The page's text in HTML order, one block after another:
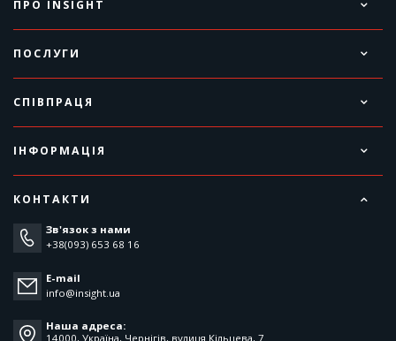
ПРО INSIGHT
ПОСЛУГИ
СПІВПРАЦЯ
ІНФОРМАЦІЯ
КОНТАКТИ
Зв'язок з нами
+38(093) 653 68 16
E-mail
info@insight.ua
Наша адреса:
14000, Україна, Чернігів, вулиця Кільцева, 7